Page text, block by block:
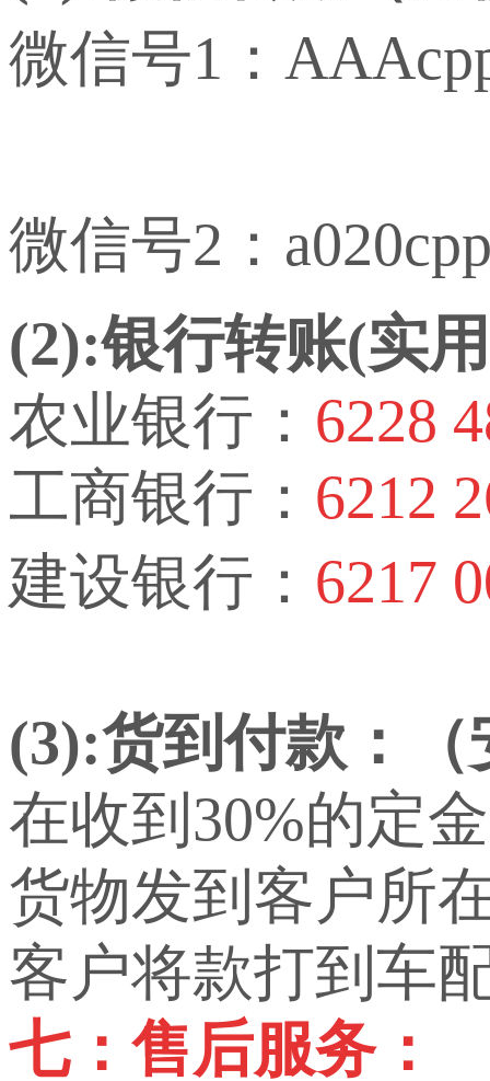
微信号1：
微信号2：
(2):银行转账(实
农业银行： 6228
工商银行： 6212
建设银行： 6217
(3):货到付款：
在收到30%的定
货物发到客户所
客户将款打到车
七：售后服务：